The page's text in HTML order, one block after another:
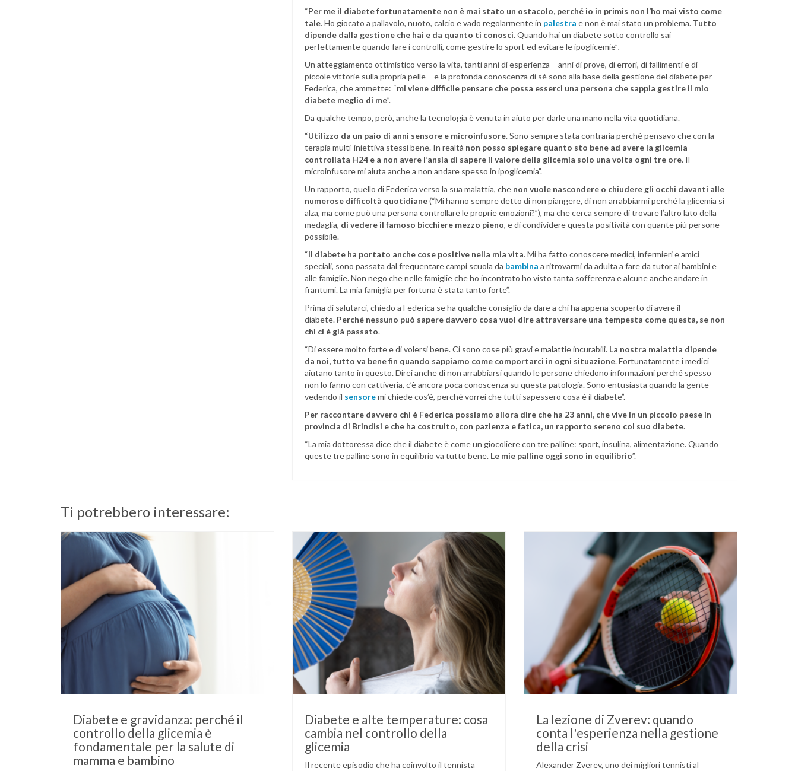
“Per me il diabete fortunatamente non è mai stato un ostacolo, perché io in primis non l’ho mai visto come
tale. Ho giocato a pallavolo, nuoto, calcio e vado regolarmente in palestra e non è mai stato un problema. Tutto
dipende dalla gestione che hai e da quanto ti conosci. Quando hai un diabete sotto controllo sai
perfettamente quando fare i controlli, come gestire lo sport ed evitare le ipoglicemie”.
Un atteggiamento ottimistico verso la vita, tanti anni di esperienza – anni di prove, di errori, di fallimenti e di
piccole vittorie sulla propria pelle – e la profonda conoscenza di sé sono alla base della gestione del diabete per
Federica, che ammette: “mi viene difficile pensare che possa esserci una persona che sappia gestire il mio
diabete meglio di me”.
Da qualche tempo, però, anche la tecnologia è venuta in aiuto per darle una mano nella vita quotidiana.
“Utilizzo da un paio di anni sensore e microinfusore. Sono sempre stata contraria perché pensavo che con la
terapia multi-iniettiva stessi bene. In realtà non posso spiegare quanto sto bene ad avere la glicemia
controllata H24 e a non avere l’ansia di sapere il valore della glicemia solo una volta ogni tre ore. Il
microinfusore mi aiuta anche a non andare spesso in ipoglicemia”.
Un rapporto, quello di Federica verso la sua malattia, che non vuole nascondere o chiudere gli occhi davanti alle
numerose difficoltà quotidiane(“Mi hanno sempre detto di non piangere, di non arrabbiarmi perché la glicemia si
alza, ma come può una persona controllare le proprie emozioni?”), ma che cerca sempre di trovare l’altro lato della
medaglia, di vedere il famoso bicchiere mezzo pieno, e di condividere questa positività con quante più persone
possibile.
“Il diabete ha portato anche cose positive nella mia vita. Mi ha fatto conoscere medici, infermieri e amici
speciali, sono passata dal frequentare campi scuola da bambina a ritrovarmi da adulta a fare da tutor ai bambini e
alle famiglie. Non nego che nelle famiglie che ho incontrato ho visto tanta sofferenza e alcune anche andare in
frantumi. La mia famiglia per fortuna è stata tanto forte”.
Prima di salutarci, chiedo a Federica se ha qualche consiglio da dare a chi ha appena scoperto di avere il
diabete. Perché nessuno può sapere davvero cosa vuol dire attraversare una tempesta come questa, se non
chi ci è già passato.
“Di essere molto forte e di volersi bene. Ci sono cose più gravi e malattie incurabili. La nostra malattia dipende
da noi, tutto va bene fin quando sappiamo come comportarci in ogni situazione. Fortunatamente i medici
aiutano tanto in questo. Direi anche di non arrabbiarsi quando le persone chiedono informazioni perché spesso
non lo fanno con cattiveria, c’è ancora poca conoscenza su questa patologia. Sono entusiasta quando la gente
vedendo il sensoremi chiede cos’è, perché vorrei che tutti sapessero cosa è il diabete”.
Per raccontare davvero chi è Federica possiamo allora dire che ha 23 anni, che vive in un piccolo paese in
provincia di Brindisi e che ha costruito, con pazienza e fatica, un rapporto sereno col suo diabete.
“La mia dottoressa dice che il diabete è come un giocoliere con tre palline: sport, insulina, alimentazione. Quando
queste tre palline sono in equilibrio va tutto bene. Le mie palline oggi sono in equilibrio”.
Ti potrebbero interessare:
Diabete e gravidanza: perché il
controllo della glicemia è
fondamentale per la salute di
mamma e bambino
Diabete e alte temperature: cosa
cambia nel controllo della
glicemia
Il recente episodio che ha coinvolto il tennista
La lezione di Zverev: quando
conta l'esperienza nella gestione
della crisi
Alexander Zverev, uno dei migliori tennisti al